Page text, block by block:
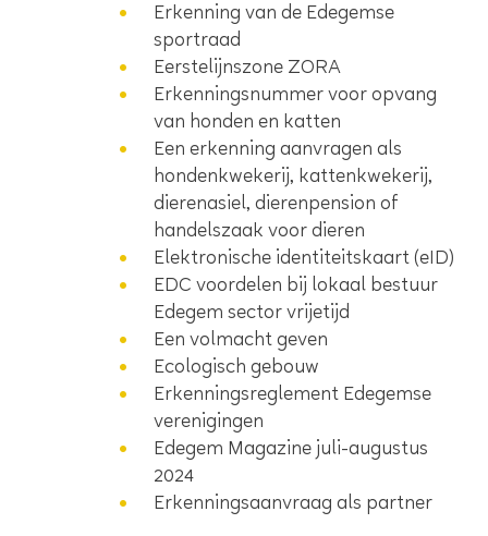
Erkenning van de Edegemse
sportraad
Eerstelijnszone ZORA
Erkenningsnummer voor opvang
van honden en katten
Een erkenning aanvragen als
hondenkwekerij, kattenkwekerij,
dierenasiel, dierenpension of
handelszaak voor dieren
Elektronische identiteitskaart (eID)
EDC voordelen bij lokaal bestuur
Edegem sector vrijetijd
Een volmacht geven
Ecologisch gebouw
Erkenningsreglement Edegemse
verenigingen
Edegem Magazine juli-augustus
2024
Erkenningsaanvraag als partner